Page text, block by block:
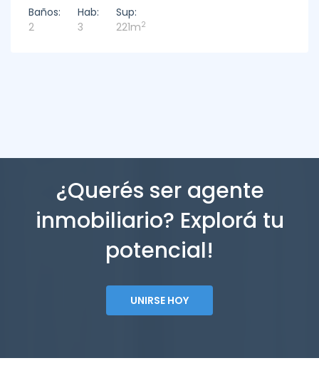
Baños:
2
Hab:
3
Sup:
221m2
¿Querés ser agente
inmobiliario? Explorá tu
potencial!
UNIRSE HOY